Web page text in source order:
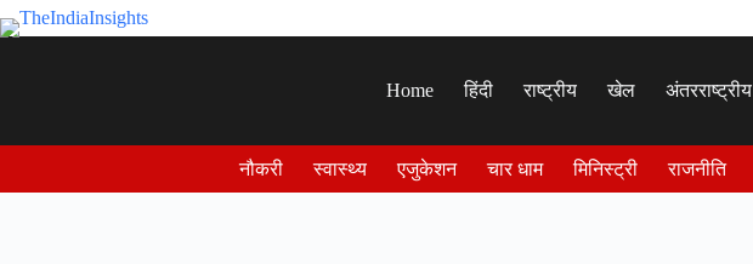
Skip
to
Home
हिंदी राष्ट्रीय खेल अंतरराष्ट्रीय
नौकरी स्वास्थ्य एजुकेशन चार धाम मिनिस्ट्री राजनीति